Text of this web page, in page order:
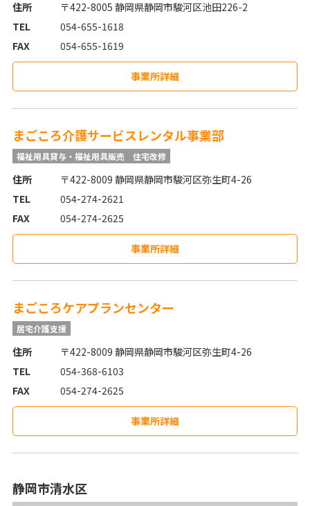
住所
〒422-8005 静岡県静岡市駿河区池田226-2
TEL
054-655-1618
FAX
054-655-1619
事業所詳細
まごころ介護サービスレンタル事業部
福祉用具貸与・福祉用具販売 住宅改修
住所
〒422-8009 静岡県静岡市駿河区弥生町4-26
TEL
054-274-2621
FAX
054-274-2625
事業所詳細
まごころケアプランセンター
居宅介護支援
住所
〒422-8009 静岡県静岡市駿河区弥生町4-26
TEL
054-368-6103
FAX
054-274-2625
事業所詳細
静岡市清水区